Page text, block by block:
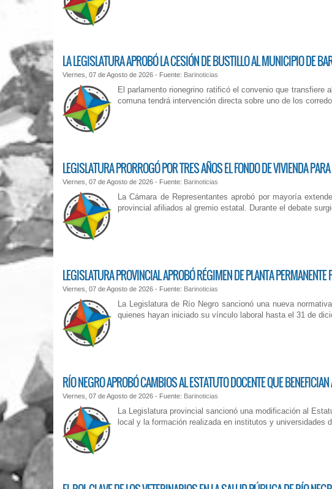
LA LEGISLATURA APROBÓ LA CESIÓN DE BUSTILLO AL MUNICIPIO DE
Viernes, 07 de Agosto de 2026 - Fuente: Barinoticias
El parlamento rionegrino ratificó el convenio que
comuna tendrá intervención directa sobre uno de los
LEGISLATURA PRORROGÓ POR TRES AÑOS EL FONDO DE VIVIENDA
Viernes, 07 de Agosto de 2026 - Fuente: Barinoticias
La Cámara de Representantes aprobó por mayoría
provincial afiliados al gremio estatal. Durante el debate
LEGISLATURA PROVINCIAL APROBÓ RÉGIMEN DE PLANTA
Viernes, 07 de Agosto de 2026 - Fuente: Barinoticias
La Legislatura de Río Negro sancionó una nueva
quienes hayan iniciado su vínculo laboral hasta el 31 de
RÍO NEGRO APROBÓ CAMBIOS AL ESTATUTO DOCENTE QUE
Viernes, 07 de Agosto de 2026 - Fuente: Barinoticias
La Legislatura provincial sancionó una modificación al
local y la formación realizada en institutos y universidades